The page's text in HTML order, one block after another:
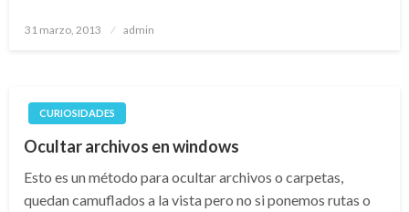
Publicado
31 marzo, 2013 admin
CURIOSIDADES
Ocultar archivos en windows
Esto es un método para ocultar archivos o carpetas,
quedan camuflados a la vista pero no si ponemos rutas o